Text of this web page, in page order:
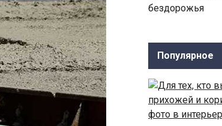
бездорожья
Популярное